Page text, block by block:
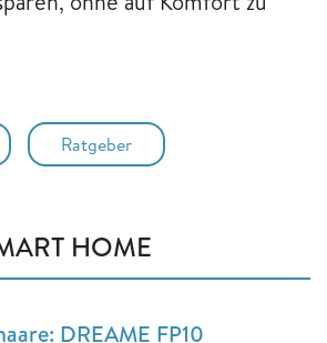
Ratgeber
HOME
DREAME FP10